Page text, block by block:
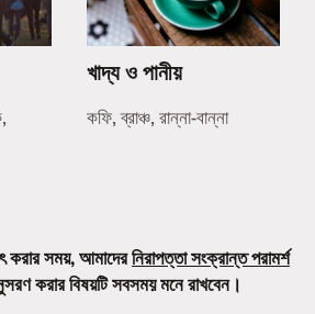
খাদ্য ও পানীয়
কফি, ব্রাঞ্চ, রান্না-বান্না
করার সময়, আমাদেরনিরাপত্তা সংক্রান্ত পরামর্শ
করার বিষয়টি সবসময় মনে রাখবেন।